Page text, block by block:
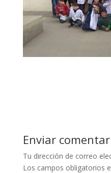
Enviar
Tu dirección de correo
Los campos obligatorios